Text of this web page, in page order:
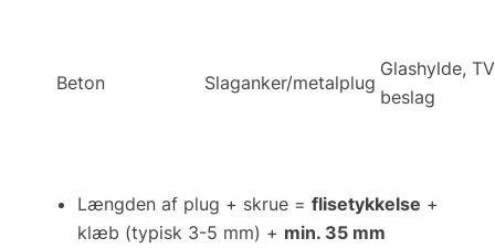
Beton Slaganker/metalplug
Glashylde,
beslag
Længden af plug + skrue = flisetykkelse +
klæb (typisk 3-5 mm) + min. 35 mm